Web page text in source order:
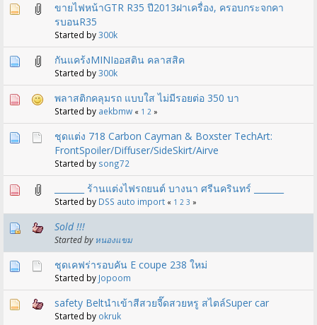
ขายไฟหน้าGTR R35 ปี2013​ฝาเครื่อง, ครอบกระจกคา
รบอน​R35
Started by300k
กันแคร้งMINIออสติน คลาสสิค
Started by300k
พลาสติกคลุมรถ แบบใส ไม่มีรอยต่อ 350 บา
Started by aekbmw « 1 2 »
ชุดแต่ง 718 Carbon Cayman & Boxster TechArt:
FrontSpoiler/Diffuser/SideSkirt/Airve
Started by song72
_______ ร้านแต่งไฟรถยนต์ บางนา ศรีนครินทร์ _______
Started by DSS auto import « 1 2 3 »
Sold !!!
Started by หนองแขม
ชุดเคฟร่ารอบคัน E coupe 238 ใหม่
Started by Jopoom
safety Beltนำเข้าสีสวยจี๊ดสวยหรู สไตล์Super car
Started by okruk